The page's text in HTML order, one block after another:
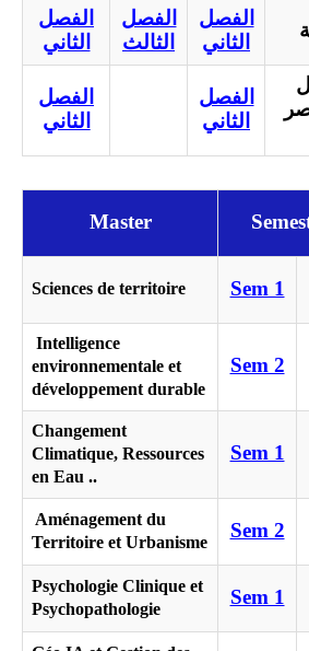
الفصل
الثاني
الفصل
الثالث
الفصل
الثاني
الفصل
الثاني
الفصل
الثاني
Master
Sciences de territoire Sem 1
Intelligence
environnementale et
développement durable
Sem 2
Changement
Climatique, Ressources
en Eau ..
Sem 1
Aménagement du
Territoire et Urbanisme
Sem 2
Psychologie Clinique et
Psychopathologie
Sem 1